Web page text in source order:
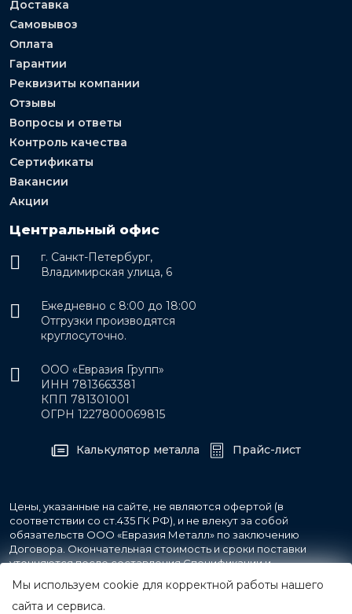
Доставка
Самовывоз
Оплата
Гарантии
Реквизиты компании
Отзывы
Вопросы и ответы
Контроль качества
Сертификаты
Вакансии
Акции
Центральный офис
г. Санкт-Петербург,
Владимирская улица, 6
Ежедневно с 8:00 до 18:00
Отгрузки производятся
круглосуточно.
ООО «Евразия Групп»
ИНН 7813663381
КПП 781301001
ОГРН 1227800069815
Калькулятор металла Прайс-лист
Цены, указанные на сайте, не являются офертой (в
соответствии со ст.435 ГК РФ), и не влекут за собой
обязательств ООО «Евразия Металл» по заключению
Договора. Окончательная стоимость и сроки поставки
уточняются после составления Спецификации и
фиксируются в Счете на оплату, а также Спецификации на
поставку товара.
Мы используем cookie для корректной работы нашего
сайта и сервиса.